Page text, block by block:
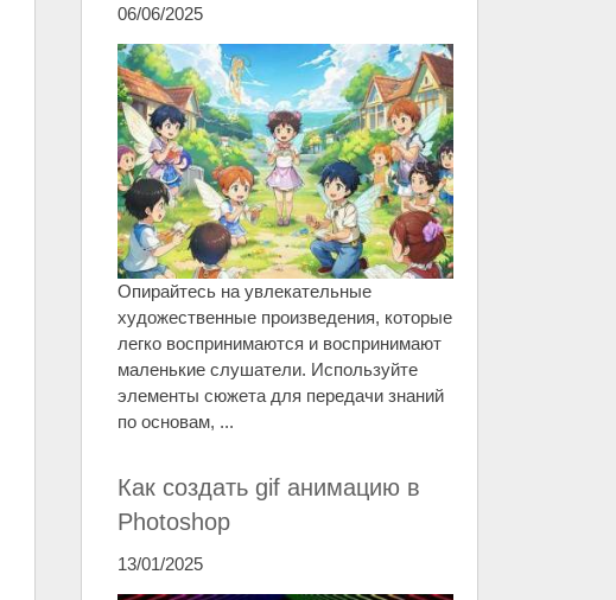
06/06/2025
Опирайтесь на увлекательные
художественные произведения, которые
легко воспринимаются и воспринимают
маленькие слушатели. Используйте
элементы сюжета для передачи знаний
по основам, ...
Как создать gif анимацию в
Photoshop
13/01/2025